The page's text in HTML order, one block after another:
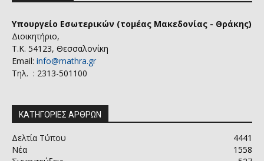
Υπουργείο Εσωτερικών (τομέας Μακεδονίας - Θράκης)
Διοικητήριο,
Τ.Κ. 54123, Θεσσαλονίκη
Email: info@mathra.gr
Τηλ. : 2313-501100
ΚΑΤΗΓΟΡΙΕΣ ΑΡΘΡΩΝ
Δελτία Τύπου
4441
Νέα
1558